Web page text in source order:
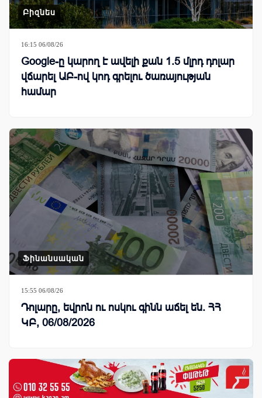
Բիզնես
16:15 06/08/26
Google-ը կարող է ավելի քան 1.5 մլրդ դոլար
վճարել ԱԲ-ով կոդ գրելու ծառայության
համար
Ֆինանսական
15:55 06/08/26
Դոլարը, եվրոն ու ոսկու գինն աճել են. ՀՀ
ԿԲ, 06/08/2026